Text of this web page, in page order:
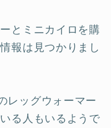
とミニカイロを購
報は見つかりまし
レッグウォーマー
る人もいるようで